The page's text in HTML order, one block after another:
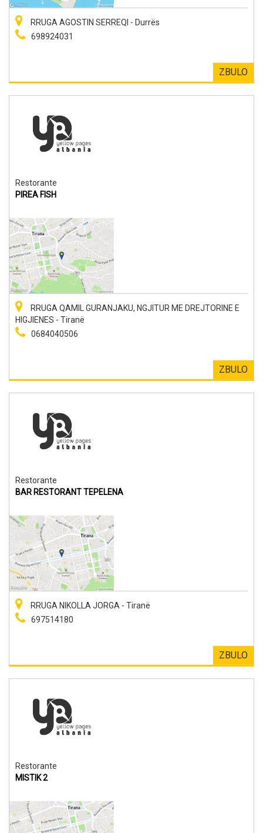
RRUGA AGOSTIN SERREQI - Durrës
698924031
ZBULO
Restorante
PIREA FISH
RRUGA QAMIL GURANJAKU, NGJITUR ME DREJTORINE E
HIGJIENES - Tiranë
0684040506
ZBULO
Restorante
BAR RESTORANT TEPELENA
RRUGA NIKOLLA JORGA - Tiranë
697514180
ZBULO
Restorante
MISTIK 2